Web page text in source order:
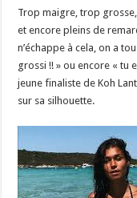
Trop maigre, trop
et encore pleins de
n’échappe à cela, on a
grossi !! » ou encore « tu
jeune finaliste de Koh
sur sa silhouette.